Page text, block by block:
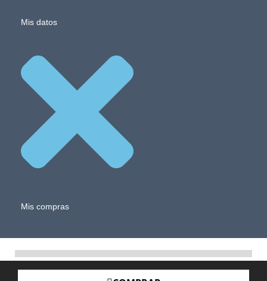
Mis datos
Mis compras